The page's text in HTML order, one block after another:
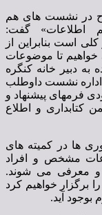
در نشست های هم
اطلاعات» گفت:
است بنابراین از
تا موضوعات
دبیر خانه کنگره
اداره نشست داوطلب
فرمهای پیشنهاد و
کتابداری و اطلاع
ها در کمیته های
مشخص و افراد
و معرفی می شوند.
برگزار خواهیم کرد
بوجود آید.